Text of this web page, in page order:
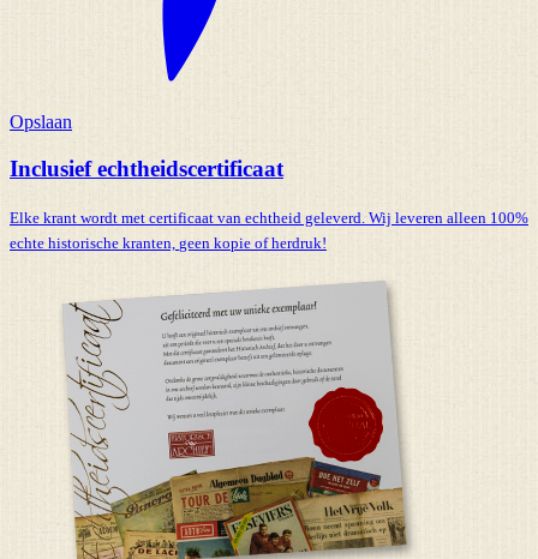
Opslaan
Inclusief echtheidscertificaat
Elke krant wordt met certificaat van echtheid geleverd. Wij leveren alleen 100%
echte historische kranten, geen kopie of herdruk!